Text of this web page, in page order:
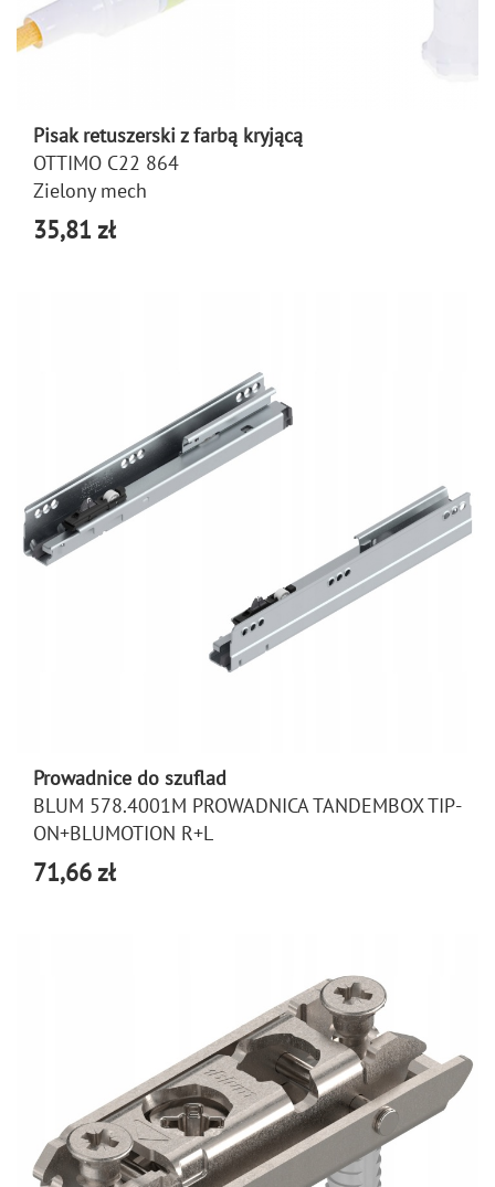
Pisak retuszerski z farbą kryjącą
OTTIMO C22 864
Zielony mech
35,81 zł
Prowadnice do szuflad
BLUM 578.4001M PROWADNICA TANDEMBOX TIP-
ON+BLUMOTION R+L
71,66 zł